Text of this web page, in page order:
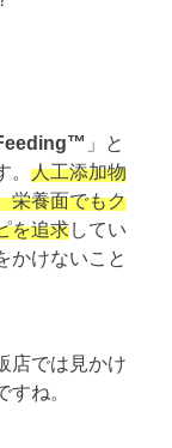
」と
。人工添加物
栄養面でもク
を追求してい
かけないこと
店では見かけ
ね。